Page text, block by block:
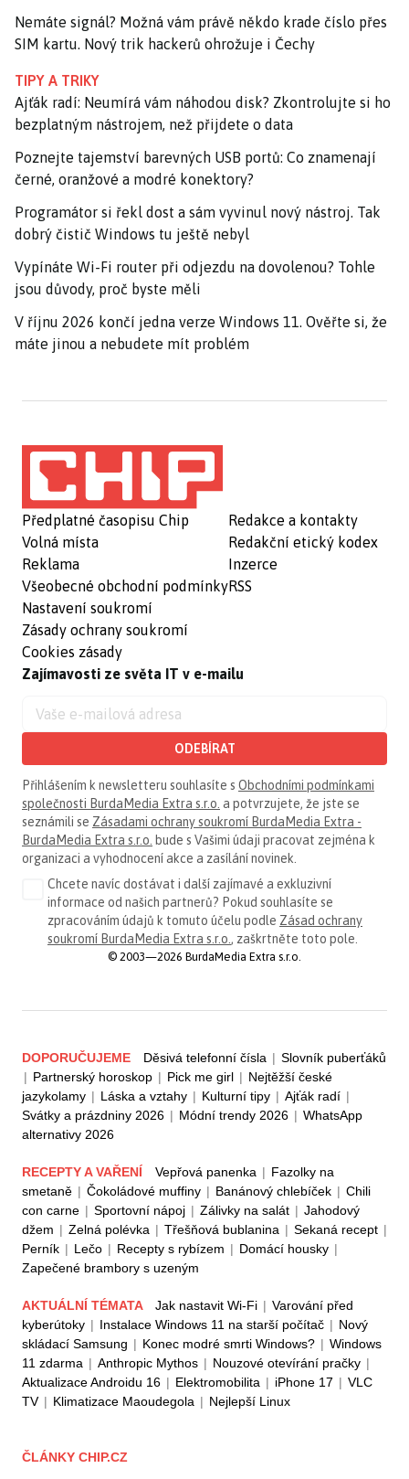
Nemáte signál? Možná vám právě někdo krade číslo přes
SIM kartu. Nový trik hackerů ohrožuje i Čechy
TIPY A TRIKY
Ajťák radí: Neumírá vám náhodou disk? Zkontrolujte si ho
bezplatným nástrojem, než přijdete o data
Poznejte tajemství barevných USB portů: Co znamenají
černé, oranžové a modré konektory?
Programátor si řekl dost a sám vyvinul nový nástroj. Tak
dobrý čistič Windows tu ještě nebyl
Vypínáte Wi-Fi router při odjezdu na dovolenou? Tohle
jsou důvody, proč byste měli
V říjnu 2026 končí jedna verze Windows 11. Ověřte si, že
máte jinou a nebudete mít problém
Předplatné časopisu Chip
Volná místa
Reklama
Všeobecné obchodní podmínky
Nastavení soukromí
Zásady ochrany soukromí
Cookies zásady
Redakce a kontakty
Redakční etický kodex
Inzerce
RSS
Zajímavosti ze světa IT v e-mailu
ODEBÍRAT
Přihlášením k newsletteru souhlasíte s Obchodními podmínkami
společnosti BurdaMedia Extra s.r.o. a potvrzujete, že jste se
seznámili se Zásadami ochrany soukromí BurdaMedia Extra -
BurdaMedia Extra s.r.o. bude s Vašimi údaji pracovat zejména k
organizaci a vyhodnocení akce a zasílání novinek.
Chcete navíc dostávat i další zajímavé a exkluzivní
informace od našich partnerů? Pokud souhlasíte se
zpracováním údajů k tomuto účelu podle Zásad ochrany
soukromí BurdaMedia Extra s.r.o. , zaškrtněte toto pole.
© 2003—2026 BurdaMedia Extra s.r.o.
DOPORUČUJEME Děsivá telefonní čísla | Slovník puberťáků
| Partnerský horoskop | Pick me girl | Nejtěžší české
jazykolamy | Láska a vztahy | Kulturní tipy | Ajťák radí |
Svátky a prázdniny 2026 | Módní trendy 2026 | WhatsApp
alternativy 2026
RECEPTY A VAŘENÍ Vepřová panenka | Fazolky na
smetaně | Čokoládové muffiny | Banánový chlebíček | Chili
con carne | Sportovní nápoj | Zálivky na salát | Jahodový
džem | Zelná polévka | Třešňová bublanina | Sekaná recept |
Perník | Lečo | Recepty s rybízem | Domácí housky |
Zapečené brambory s uzeným
AKTUÁLNÍ TÉMATA Jak nastavit Wi-Fi | Varování před
kyberútoky | Instalace Windows 11 na starší počítač | Nový
skládací Samsung | Konec modré smrti Windows? | Windows
11 zdarma | Anthropic Mythos | Nouzové otevírání pračky |
Aktualizace Androidu 16 | Elektromobilita | iPhone 17 | VLC
TV | Klimatizace Maoudegola | Nejlepší Linux
ČLÁNKY CHIP.CZ